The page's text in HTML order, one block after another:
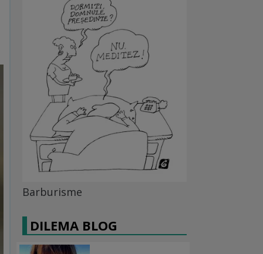
Barburisme
DILEMA BLOG